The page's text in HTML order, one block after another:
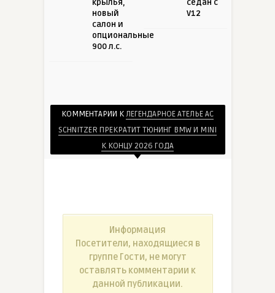
крылья,
новый
салон и
опциональные
900 л.с.
седан с
V12
КОММЕНТАРИИ КЛЕГЕНДАРНОЕ АТЕЛЬЕ AC
SCHNITZER ПРЕКРАТИТ ТЮНИНГ BMW И MINI
К КОНЦУ 2026 ГОДА
Информация
Посетители, находящиеся в
группе Гости, не могут
оставлять комментарии к
данной публикации.